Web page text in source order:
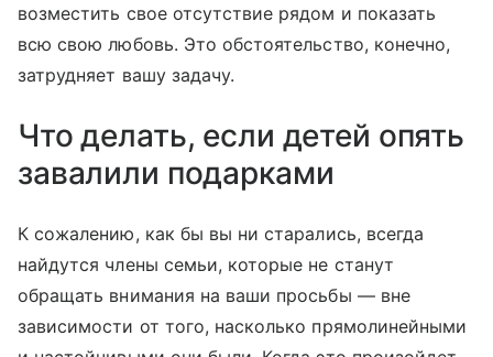
возместить свое отсутствие рядом и показать
всю свою любовь. Это обстоятельство, конечно,
затрудняет вашу задачу.
Что делать, если детей опять
завалили подарками
К сожалению, как бы вы ни старались, всегда
найдутся члены семьи, которые не станут
обращать внимания на ваши просьбы — вне
зависимости от того, насколько прямолинейными